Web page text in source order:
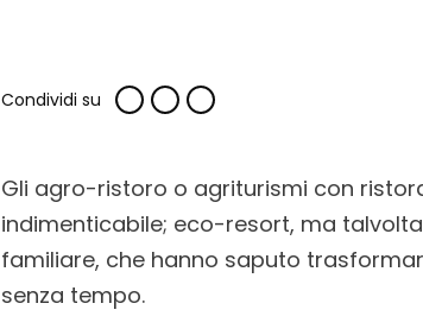
Condividi su
Gli agro-ristoro o agriturismi con
indimenticabile; eco-resort, ma
familiare, che hanno saputo
senza tempo.